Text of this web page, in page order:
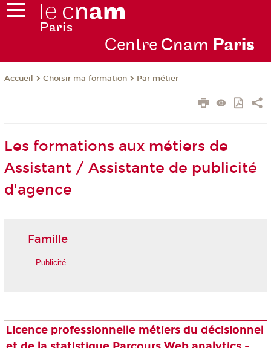
Centre Cnam Paris
Accueil Choisir ma formation Par métier
Les formations aux métiers de
Assistant / Assistante de publicité
d'agence
Famille
Publicité
Licence professionnelle métiers du décisionnel